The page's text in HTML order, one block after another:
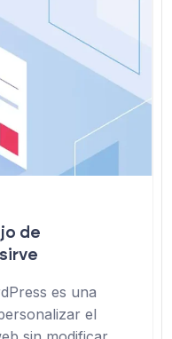
de
es una
el